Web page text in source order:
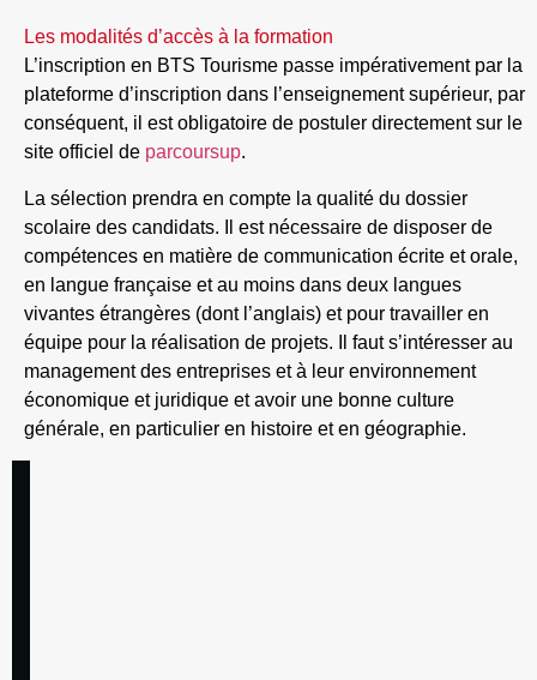
Les modalités d’accès à la formation
L’inscription en BTS Tourisme passe impérativement par la
plateforme d’inscription dans l’enseignement supérieur, par
conséquent, il est obligatoire de postuler directement sur le
site officiel de parcoursup.
La sélection prendra en compte la qualité du dossier
scolaire des candidats. Il est nécessaire de disposer de
compétences en matière de communication écrite et orale,
en langue française et au moins dans deux langues
vivantes étrangères (dont l’anglais) et pour travailler en
équipe pour la réalisation de projets. Il faut s’intéresser au
management des entreprises et à leur environnement
économique et juridique et avoir une bonne culture
générale, en particulier en histoire et en géographie.